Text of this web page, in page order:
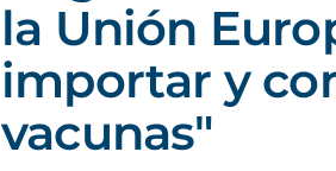
la Unión
importar y
vacunas"